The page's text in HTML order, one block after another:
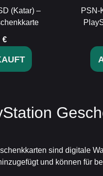
(Katar) –
€
PSN-
sind digitale
und können für